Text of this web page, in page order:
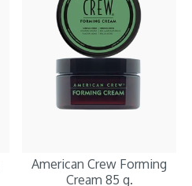
American Crew Forming
Cream 85 g.